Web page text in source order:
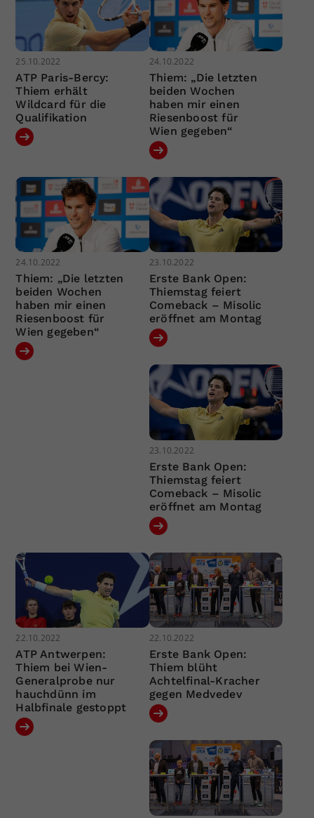
25.10.2022
ATP Paris-Bercy:
Thiem erhält
Wildcard für die
Qualifikation
24.10.2022
Thiem: „Die letzten
beiden Wochen
haben mir einen
Riesenboost für
Wien gegeben“
24.10.2022
Thiem: „Die letzten
beiden Wochen
haben mir einen
Riesenboost für
Wien gegeben“
23.10.2022
Erste Bank Open:
Thiemstag feiert
Comeback – Misolic
eröffnet am Montag
23.10.2022
Erste Bank Open:
Thiemstag feiert
Comeback – Misolic
eröffnet am Montag
22.10.2022
ATP Antwerpen:
Thiem bei Wien-
Generalprobe nur
hauchdünn im
Halbfinale gestoppt
22.10.2022
Erste Bank Open:
Thiem blüht
Achtelfinal-Kracher
gegen Medvedev